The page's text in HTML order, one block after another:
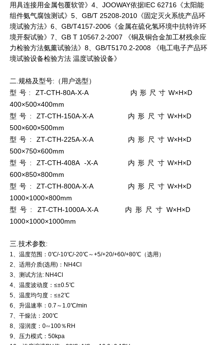
用具连接用金属包覆软管》4、JOOWAY依据IEC 62716《太阳能
组件氨气腐蚀测试》5、GB/T 25208-2010《固定灭火系统产品环
境试验方法》6、GB/T4157-2006《金属在硫化氢环境中抗特许环
境开裂试验》7、GB T 10567.2-2007 《铜及铜合金加工材残余应
力检验方法氨薰试验法》8、GB/T5170.2-2008 《电工电子产品环
境试验设备检验方法 温度试验设备》
二.规格及型号:（用户选型）
型号: ZT-CTH-80A-X-A 内形尺寸W×H×D
400×500×400mm
型号: ZT-CTH-150A-X-A 内形尺寸W×H×D
500×600×500mm
型号: ZT-CTH-225A-X-A 内形尺寸W×H×D
500×750×600mm
型号: ZT-CTH-408A -X-A 内形尺寸W×H×D
600×850×800mm
型号: ZT-CTH-800A-X-A 内形尺寸W×H×D
1000×1000×800mm
型号: ZT-CTH-1000A-X-A 内形尺寸W×H×D
1000×1000×1000mm
三.技术参数:
1、温度范围：0℃/-10℃/-20℃～+5/+20/+60/+80℃（选用）
2、适用介质(选用)：NH4Cl
3、测试方法: NH4Cl
4、温度波动度：≤±0.5℃
5、温度均匀度：≤±2℃
6、升温速率：0.7～1.0℃/min
7、干燥法：200℃
8、湿润度：0∽100％RH
9、压力模式：50kpa